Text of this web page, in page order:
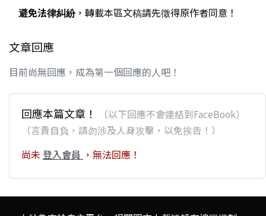
避免法律糾紛，轉載本區文稿請先徵得原作者同意！
文章回應
目前尚無回應，成為第一個回應的人吧！
回應本篇文章！
（以下回應不會連結到FaceBook）
（言責自負，請勿涉及人身攻擊，以免挨告！）
尚未 登入會員 ，無法回應！